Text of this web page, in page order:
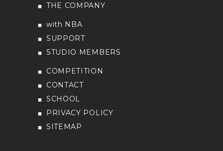
THE COMPANY
with NBA
SUPPORT
STUDIO MEMBERS
COMPETITION
CONTACT
SCHOOL
PRIVACY POLICY
SITEMAP